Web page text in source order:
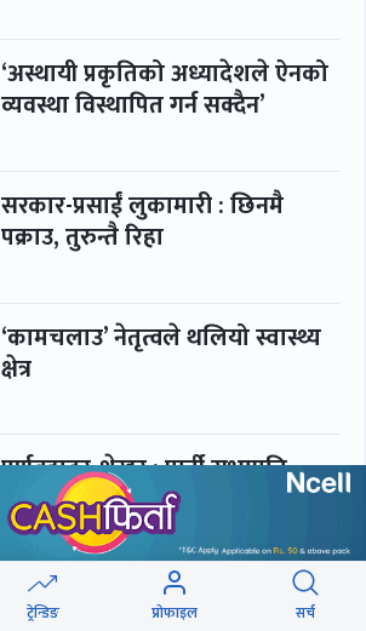
‘अस्थायी प्रकृतिको अध्यादेशले ऐनको
व्यवस्था विस्थापित गर्न सक्दैन’
सरकार-प्रसाईं लुकामारी : छिनमै
पक्राउ, तुरुन्तै रिहा
‘कामचलाउ’ नेतृत्वले थलियो स्वास्थ्य
क्षेत्र
पूर्णबहादुर-शेखर : पार्टी सभापति
ताक्थे, विभाजनको संघारमा
शशांकलाई अघि सारे
कप्तानगञ्जमा झिल्को, गोलबजारमा
ट्रेन्डिङ प्रोफाइल सर्च